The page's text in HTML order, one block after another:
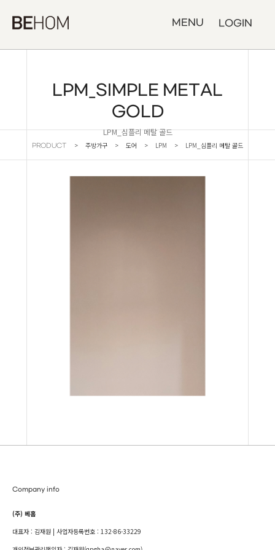
MENU LOGIN
LPM_SIMPLE METAL
GOLD
LPM_심플리 메탈 골드
PRODUCT > 주방가구 > 도어 > LPM > LPM_심플리 메탈 골드
Company info
(주) 베홈
대표자 : 김재원 | 사업자등록번호 : 132-86-33229